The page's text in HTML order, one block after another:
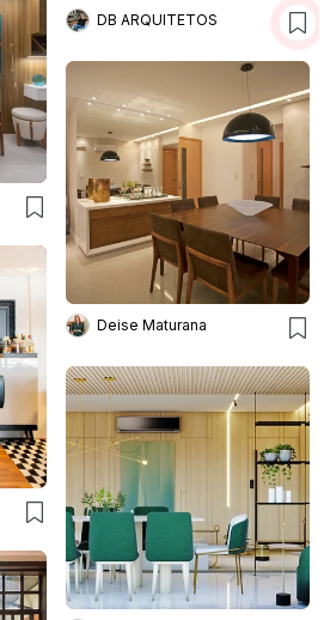
DB ARQUITETOS
Deise Maturana